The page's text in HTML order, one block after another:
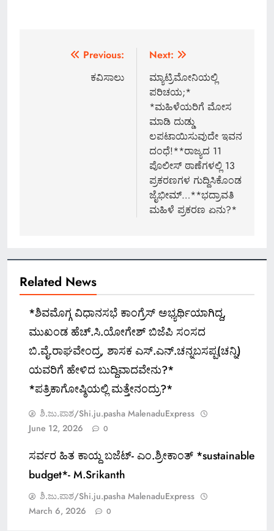
navigation
Previous:
ಕವಿಸಾಲು
Next:
ಮ್ಯಾಟ್ರಿಮೋನಿಯಲ್ಲಿ
ಪರಿಚಯ;*
*ಮಹಿಳೆಯರಿಗೆ ಮೋಸ
ಮಾಡಿ ದುಡ್ಡು
ಲಪಟಾಯಿಸುವುದೇ ಇವನ
ದಂಧೆ!**ರಾಜ್ಯದ 11
ಪೊಲೀಸ್ ಠಾಣೆಗಳಲ್ಲಿ 13
ಪ್ರಕರಣಗಳ ಗುದ್ದಿಸಿಕೊಂಡ
ಜೈಭೀಮ್…**ಭದ್ರಾವತಿ
ಮಹಿಳೆ ಪ್ರಕರಣ ಏನು?*
Related News
*ಶಿವಮೊಗ್ಗ ವಿಧಾನಸಭೆ ಕಾಂಗ್ರೆಸ್ ಅಭ್ಯರ್ಥಿಯಾಗಿದ್ದ,
ಮುಖಂಡ ಹೆಚ್.ಸಿ.ಯೋಗೇಶ್ ಬಿಜೆಪಿ ಸಂಸದ
ಬಿ.ವೈ.ರಾಘವೇಂದ್ರ, ಶಾಸಕ ಎಸ್.ಎನ್.ಚನ್ನಬಸಪ್ಪ(ಚನ್ನಿ)
ಯವರಿಗೆ ಹೇಳಿದ ಬುದ್ದಿವಾದವೇನು?*
*ಪತ್ರಿಕಾಗೋಷ್ಠಿಯಲ್ಲಿ ಮತ್ತೇನಂದ್ರು?*
ಶಿ.ಜು.ಪಾಶ/Shi.ju.pasha MalenaduExpress
June 12, 2026
0
ಸರ್ವರ ಹಿತ ಕಾಯ್ದ ಬಜೆಟ್- ಎಂ.ಶ್ರೀಕಾಂತ್ *sustainable
budget*- M.Srikanth
ಶಿ.ಜು.ಪಾಶ/Shi.ju.pasha MalenaduExpress
March 6, 2026
0